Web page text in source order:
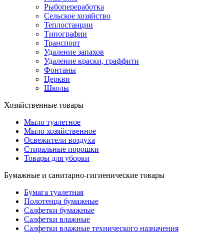
Рыбопереработка
Сельское хозяйство
Теплостанции
Типографии
Транспорт
Удаление запахов
Удаление краски, граффити
Фонтаны
Церкви
Школы
Хозяйственные товары
Мыло туалетное
Мыло хозяйственное
Освежители воздуха
Стиральные порошки
Товары для уборки
Бумажные и санитарно-гигиенические товары
Бумага туалетная
Полотенца бумажные
Салфетки бумажные
Салфетки влажные
Салфетки влажные технического назначения